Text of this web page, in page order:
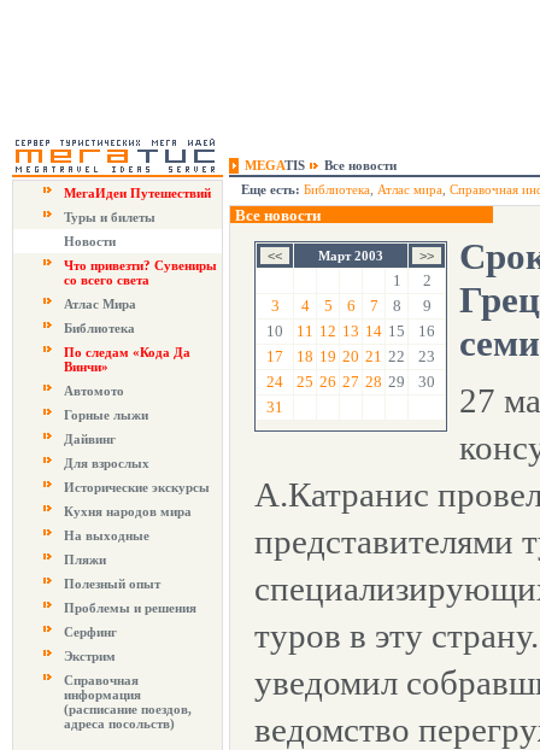
MEGATIS
Все новости
МегаИдеи Путешествий
Туры и билеты
Новости
Что привезти? Сувениры
со всего света
Атлас Мира
Библиотека
По следам «Кода Да
Винчи»
Автомото
Горные лыжи
Дайвинг
Для взрослых
Исторические экскурсы
Кухня народов мира
На выходные
Пляжи
Полезный опыт
Проблемы и решения
Серфинг
Экстрим
Справочная
информация
(расписание поездов,
адреса посольств)
Еще есть: Библиотека Атлас мира Справочная
Все новости
Март 2003
1
2
3
4 5 6 7 8
9
10
11 12 13 14 15
16
17
18 19 20 21 22
23
24
25 26 27 28 29
30
31
27
А.Катранис
представителями
туров в эту
уведомил
ведомство